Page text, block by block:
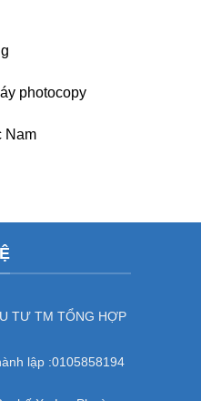
photocopy
Nam
TƯ TM TỔNG HỢP
lập :0105858194